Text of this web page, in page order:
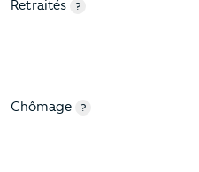
Retraités ?
Chômage ?